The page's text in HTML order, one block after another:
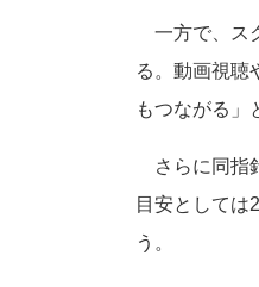
一方で、ス
る。動画視聴
もつながる」
さらに同指
目安としては
う。